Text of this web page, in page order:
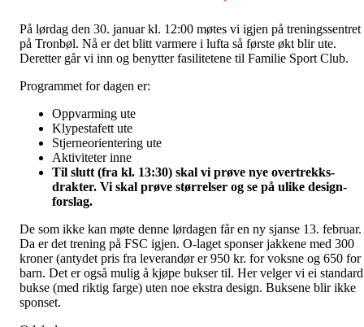
På lørdag den 30. januar kl. 12:00 møtes vi igjen på treningssentret
på Tronbøl. Nå er det blitt varmere i lufta så første økt blir ute.
Deretter går vi inn og benytter fasilitetene til Familie Sport Club.
Programmet for dagen er:
Oppvarming ute
Klypestafett ute
Stjerneorientering ute
Aktiviteter inne
Til slutt (fra kl. 13:30) skal vi prøve nye overtrekks-
drakter. Vi skal prøve størrelser og se på ulike design-
forslag.
De som ikke kan møte denne lørdagen får en ny sjanse 13. februar.
Da er det trening på FSC igjen. O-laget sponser jakkene med 300
kroner (antydet pris fra leverandør er 950 kr. for voksne og 650 for
barn. Det er også mulig å kjøpe bukser til. Her velger vi ei standard
bukse (med riktig farge) uten noe ekstra design. Buksene blir ikke
sponset.